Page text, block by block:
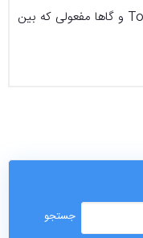
بیان کنیم .ساختار فعل به اضافه مصدر با To و گاها مفعولی که بین